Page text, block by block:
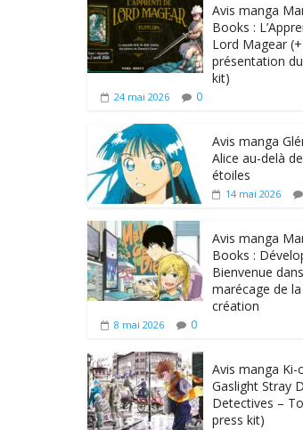
Avis manga
Books :
Lord Magear (+
présentation
kit)
24 mai 2026 0
Avis manga
Alice au-delà
étoiles
14 mai 2026
Avis manga
Books :
Bienvenue
marécage de la
création
8 mai 2026 0
Avis manga Ki-
Gaslight Stray
Detectives –
press kit)